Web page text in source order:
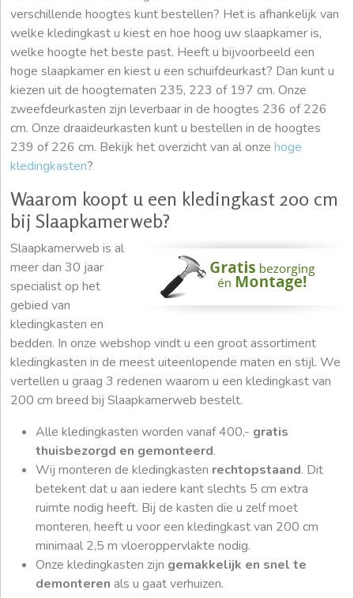
verschillende hoogtes kunt bestellen? Het is afhankelijk van
welke kledingkast u kiest en hoe hoog uw slaapkamer is,
welke hoogte het beste past. Heeft u bijvoorbeeld een
hoge slaapkamer en kiest u een schuifdeurkast? Dan kunt u
kiezen uit de hoogtematen 235, 223 of 197 cm. Onze
zweefdeurkasten zijn leverbaar in de hoogtes 236 of 226
cm. Onze draaideurkasten kunt u bestellen in de hoogtes
239 of 226 cm. Bekijk het overzicht van al onze hoge
kledingkasten?
Waarom koopt u een kledingkast 200 cm
bij Slaapkamerweb?
Slaapkamerweb is al
meer dan 30 jaar
specialist op het
gebied van
kledingkasten en
bedden. In onze webshop vindt u een groot assortiment
kledingkasten in de meest uiteenlopende maten en stijl. We
vertellen u graag 3 redenen waarom u een kledingkast van
200 cm breed bij Slaapkamerweb bestelt.
Alle kledingkasten worden vanaf 400,- gratis
thuisbezorgd en gemonteerd.
Wij monteren de kledingkasten rechtopstaand. Dit
betekent dat u aan iedere kant slechts 5 cm extra
ruimte nodig heeft. Bij de kasten die u zelf moet
monteren, heeft u voor een kledingkast van 200 cm
minimaal 2,5 m vloeroppervlakte nodig.
Onze kledingkasten zijn gemakkelijk en snel te
demonteren als u gaat verhuizen.